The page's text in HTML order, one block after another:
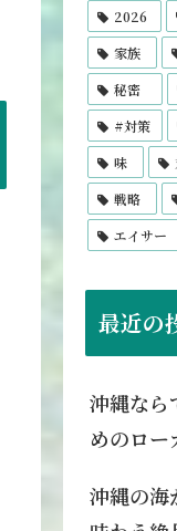
2026
家族
秘密
#対策
味
戦略
エイサー
最近の
沖縄なら
めのロー
沖縄の海